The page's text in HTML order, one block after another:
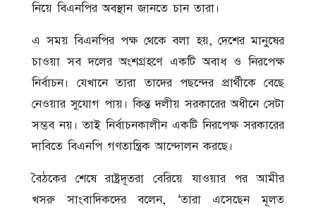
নিয়ে বিএনপির অবস্থান জানতে চান তারা।
এ সময় বিএনপির পক্ষ থেকে বলা হয়, দেশের মানুষের
চাওয়া সব দলের অংশগ্রহণে একটি অবাধ ও নিরপেক্ষ
নির্বাচন। যেখানে তারা তাদের পছন্দের প্রার্থীকে বেছে
নেওয়ার সুযোগ পায়। কিন্ত দলীয় সরকারের অধীনে সেটা
সম্ভব নয়। তাই নির্বাচনকালীন একটি নিরপেক্ষ সরকারের
দাবিতে বিএনপি গণতান্ত্রিক আন্দোলন করছে।
বৈঠকের শেষে রাষ্ট্রদূতরা বেরিয়ে যাওয়ার পর আমীর
খসরু সাংবাদিকদের বলেন, ‘তারা এসেছেন মূলত